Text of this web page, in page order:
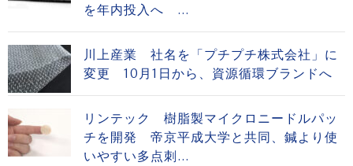
を年内投入へ ...
川上産業 社名を「プチプチ株式会社」に
変更 10月1日から、資源循環ブランドへ
リンテック 樹脂製マイクロニードルパッ
チを開発 帝京平成大学と共同、鍼より使
いやすい多点刺...